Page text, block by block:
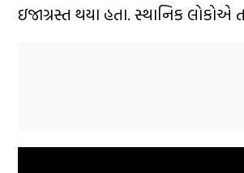
ઇજાગ્રસ્ત થયા હતા. સ્થાનિક લોકોએ